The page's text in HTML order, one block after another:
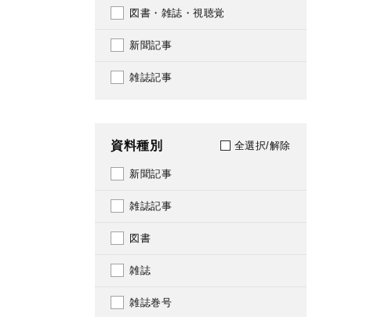
図書・雑誌・視聴覚
新聞記事
雑誌記事
資料種別 全選択/解除
新聞記事
雑誌記事
図書
雑誌
雑誌巻号